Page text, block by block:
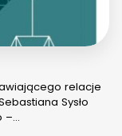
relacje
Sysło
–…